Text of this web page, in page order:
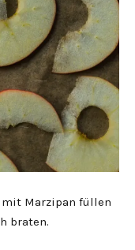
mit Marzipan füllen
braten.